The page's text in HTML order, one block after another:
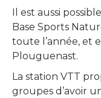
Il est aussi
Base Sports
toute l’année, et
Plouguenast.
La station VTT
groupes d’avoir